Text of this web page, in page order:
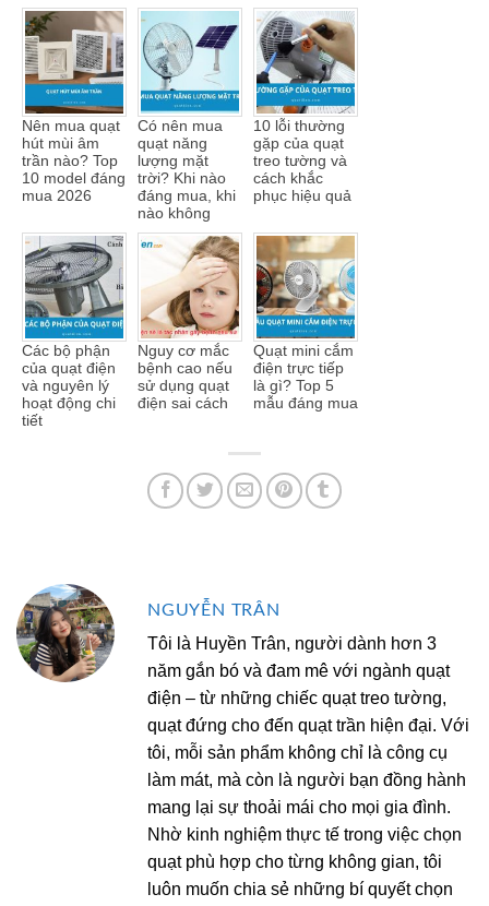
Nên mua quạt
hút mùi âm
trần nào? Top
10 model đáng
mua 2026
Có nên mua
quạt năng
lượng mặt
trời? Khi nào
đáng mua, khi
nào không
10 lỗi thường
gặp của quạt
treo tường và
cách khắc
phục hiệu quả
Các bộ phận
của quạt điện
và nguyên lý
hoạt động chi
tiết
Nguy cơ mắc
bệnh cao nếu
sử dụng quạt
điện sai cách
Quạt mini cắm
điện trực tiếp
là gì? Top 5
mẫu đáng mua
NGUYỄN TRÂN
Tôi là Huyền Trân, người dành hơn 3
năm gắn bó và đam mê với ngành quạt
điện – từ những chiếc quạt treo tường,
quạt đứng cho đến quạt trần hiện đại. Với
tôi, mỗi sản phẩm không chỉ là công cụ
làm mát, mà còn là người bạn đồng hành
mang lại sự thoải mái cho mọi gia đình.
Nhờ kinh nghiệm thực tế trong việc chọn
quạt phù hợp cho từng không gian, tôi
luôn muốn chia sẻ những bí quyết chọn